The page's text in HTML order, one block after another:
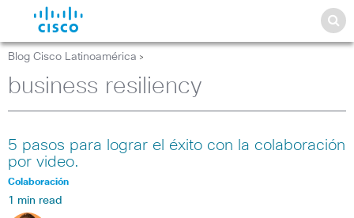
Blog Cisco Latinoamérica >
business resiliency
5 pasos para lograr el éxito con la colaboración
por video.
Colaboración
1 min read